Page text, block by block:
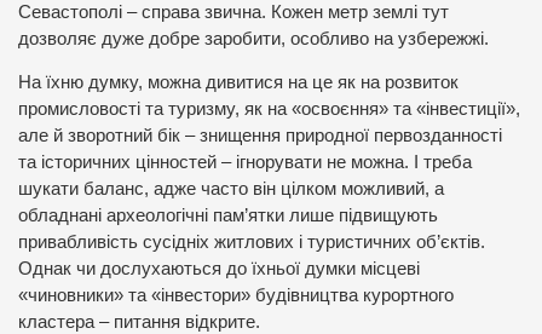
Севастополі – справа звична. Кожен метр землі тут
дозволяє дуже добре заробити, особливо на узбережжі.
На їхню думку, можна дивитися на це як на розвиток
промисловості та туризму, як на «освоєння» та «інвестиції»,
але й зворотний бік – знищення природної первозданності
та історичних цінностей – ігнорувати не можна. І треба
шукати баланс, адже часто він цілком можливий, а
обладнані археологічні пам’ятки лише підвищують
привабливість сусідніх житлових і туристичних об’єктів.
Однак чи дослухаються до їхньої думки місцеві
«чиновники» та «інвестори» будівництва курортного
кластера – питання відкрите.